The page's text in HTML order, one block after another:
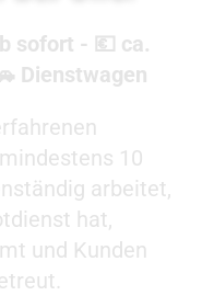
sofort - 💶 ca.
Dienstwagen
10
arbeitet,
hat,
und Kunden